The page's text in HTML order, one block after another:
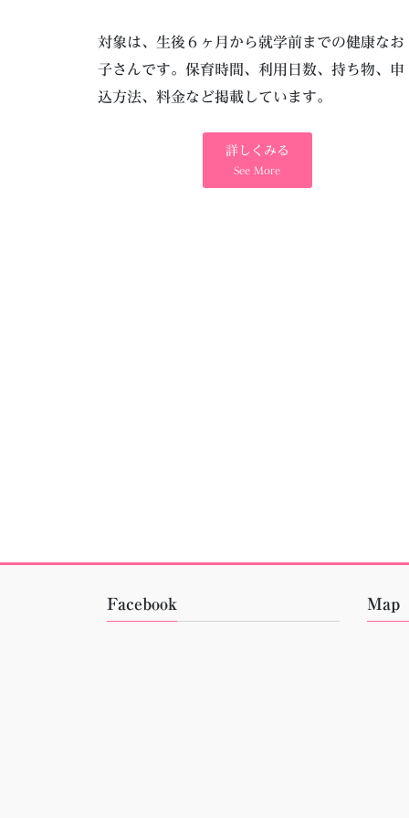
対象は、生後６ヶ月から就学前までの健康なお
子さんです。保育時間、利用日数、持ち物、申
込方法、料金など掲載しています。
詳しくみる
See More
Facebook Map